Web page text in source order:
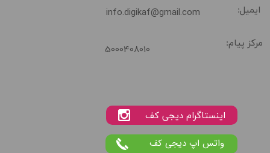
info.digikaf@gmail.com ایمیل:
مرکز پیام: 5000408010
واتس اپ دیجی کف